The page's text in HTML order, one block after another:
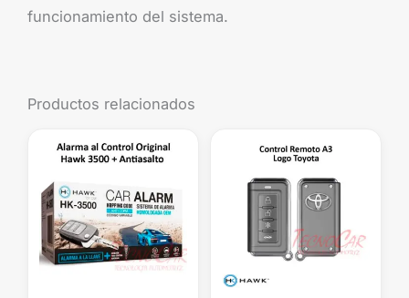
funcionamiento del sistema.
Productos relacionados